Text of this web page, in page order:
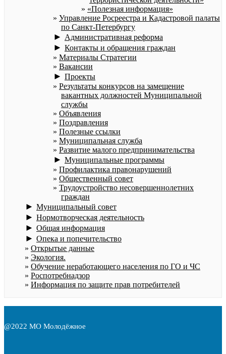
«Полезная информация»
Управление Росреестра и Кадастровой палаты
по Санкт-Петербургу
► Административная реформа
► Контакты и обращения граждан
Материалы Стратегии
Вакансии
► Проекты
Результаты конкурсов на замещение
вакантных должностей Муниципальной
службы
Объявления
Поздравления
Полезные ссылки
Муниципальная служба
Развитие малого предпринимательства
► Муниципальные программы
Профилактика правонарушений
Общественный совет
Трудоустройство несовершеннолетних
граждан
► Муниципальный совет
► Нормотворческая деятельность
► Общая информация
► Опека и попечительство
Открытые данные
Экология.
Обучение неработающего населения по ГО и ЧС
Роспотребнадзор
Информация по защите прав потребителей
@2022 МО Молодёжное